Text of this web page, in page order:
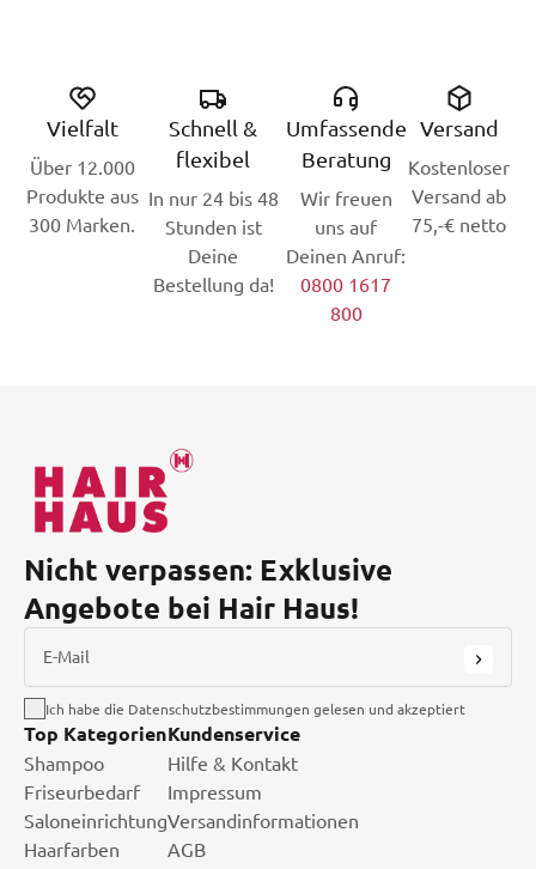
Vielfalt
Über 12.000
Produkte aus
300 Marken.
Schnell &
flexibel
In nur 24 bis 48
Stunden ist
Deine
Bestellung da!
Umfassende
Beratung
Wir freuen
uns auf
Deinen Anruf:
0800 1617
800
Versand
Kostenloser
Versand ab
75,-€ netto
Nicht verpassen: Exklusive
Angebote bei Hair Haus!
E-Mail
Ich habe die Datenschutzbestimmungen gelesen und akzeptiert
Top Kategorien
Shampoo
Friseurbedarf
Saloneinrichtung
Haarfarben
Kundenservice
Hilfe & Kontakt
Impressum
Versandinformationen
AGB